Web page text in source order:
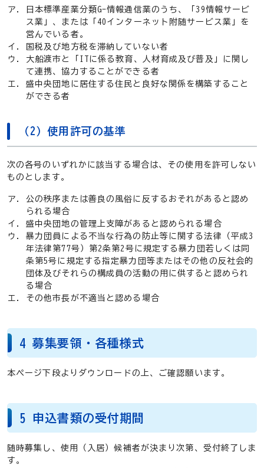
日本標準産業分類G-情報通信業のうち、「39情報サービ
ス業」、または「40インターネット附随サービス業」を
営んでいる者。
国税及び地方税を滞納していない者
大船渡市と「ITに係る教育、人材育成及び普及」に関し
て連携、協力することができる者
盛中央団地に居住する住民と良好な関係を構築すること
ができる者
（2）使用許可の基準
次の各号のいずれかに該当する場合は、その使用を許可しない
ものとします。
公の秩序または善良の風俗に反するおそれがあると認め
られる場合
盛中央団地の管理上支障があると認められる場合
暴力団員による不当な行為の防止等に関する法律（平成3
年法律第77号）第2条第2号に規定する暴力団若しくは同
条第5号に規定する指定暴力団等またはその他の反社会的
団体及びそれらの構成員の活動の用に供すると認められ
る場合
その他市長が不適当と認める場合
4 募集要領・各種様式
本ページ下段よりダウンロードの上、ご確認願います。
5 申込書類の受付期間
随時募集し、使用（入居）候補者が決まり次第、受付終了しま
す。